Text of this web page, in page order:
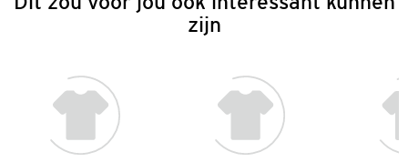
zijn